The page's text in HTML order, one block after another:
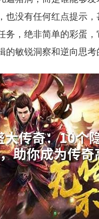
也没有任何红点提示
务，绝非简单的彩蛋
敏锐洞察和逆向思考